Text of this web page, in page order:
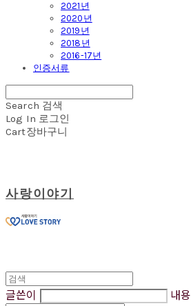
2021년
2020년
2019년
2018년
2016-17년
인증서류
Search 검색
Log In 로그인
Cart장바구니
사랑이야기
글쓴이 내용